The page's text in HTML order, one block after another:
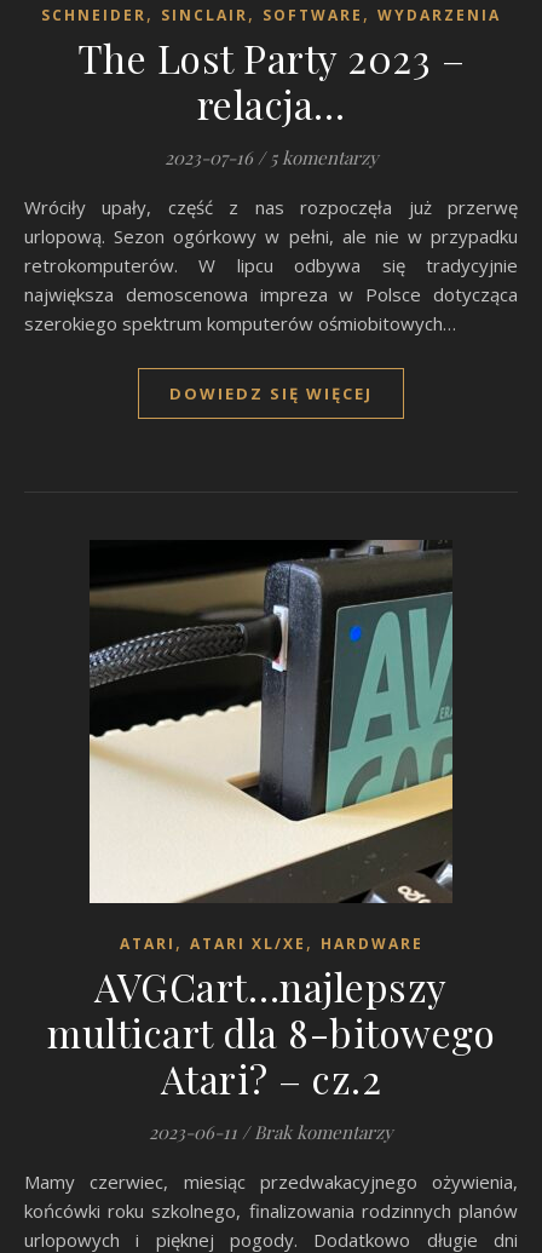
SCHNEIDER, SINCLAIR, SOFTWARE , WYDARZENIA
The Lost Party 2023 –
relacja…
2023-07-16 / 5 komentarzy
Wróciły upały, część z nas rozpoczęła już przerwę
urlopową. Sezon ogórkowy w pełni, ale nie w przypadku
retrokomputerów. W lipcu odbywa się tradycyjnie
największa demoscenowa impreza w Polsce dotycząca
szerokiego spektrum komputerów ośmiobitowych…
DOWIEDZ SIĘ WIĘCEJ
ATARI , ATARI XL/XE , HARDWARE
AVGCart…najlepszy
multicart dla 8-bitowego
Atari? – cz.2
2023-06-11 / Brak komentarzy
Mamy czerwiec, miesiąc przedwakacyjnego ożywienia,
końcówki roku szkolnego, finalizowania rodzinnych planów
urlopowych i pięknej pogody. Dodatkowo długie dni